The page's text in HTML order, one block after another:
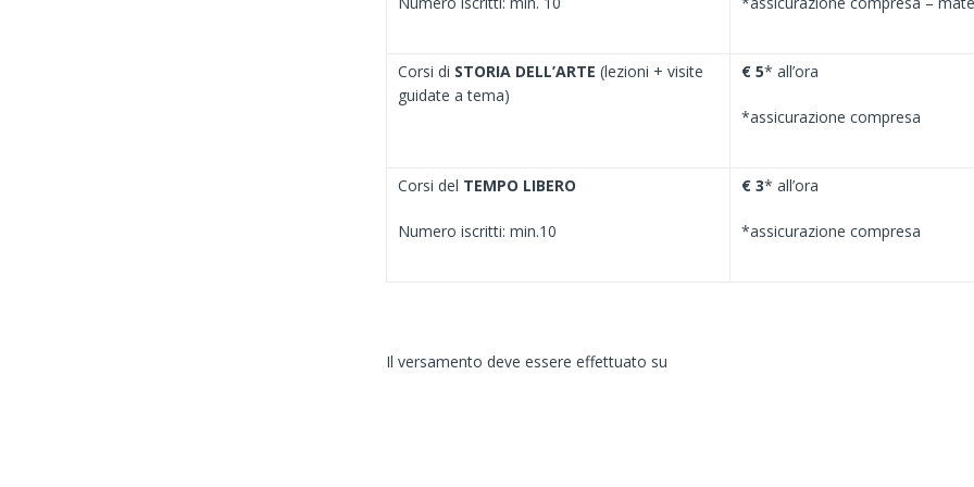
Corsi di STORIA DELL’ARTE (lezioni + visite
guidate a tema)
€ 5* all’ora
*assicurazione compresa
Corsi del TEMPO LIBERO
Numero iscritti: min.10
€ 3* all’ora
*assicurazione compresa
Il versamento deve essere effettuato su